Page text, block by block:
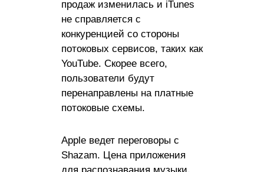
продаж изменилась и iTunes
не справляется с
конкуренцией со стороны
потоковых сервисов, таких как
YouTube. Скорее всего,
пользователи будут
перенаправлены на платные
потоковые схемы.
Apple ведет переговоры с
Shazam. Цена приложения
для распознавания музыки,